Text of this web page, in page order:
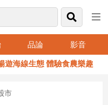
品論 影音
生態 體驗食農樂趣
市